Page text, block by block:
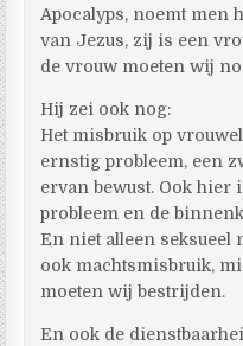
Apocalyps, noemt men
van Jezus, zij is een
de vrouw moeten wij
Hij zei ook nog:
Het misbruik op
ernstig probleem, een
ervan bewust. Ook hier
probleem en de
En niet alleen seksueel
ook machtsmisbruik,
moeten wij bestrijden.
En ook de